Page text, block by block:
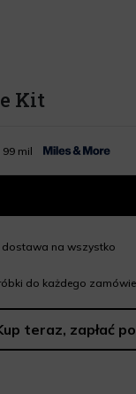
Kit
mil
na wszystko
do każdego
teraz, zapłać